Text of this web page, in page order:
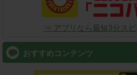
⇒ アプリなら最短3分スピ
おすすめコンテンツ